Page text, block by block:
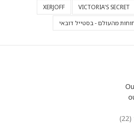
VICTORIA'S SECRET
XERJOFF
מהעולם - בסטייל דובאי
22